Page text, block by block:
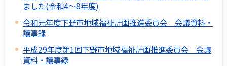
ました(令和4～8年度)
令和元年度下野市地域福祉計画推進委員会 会議資料・
議事録
平成29年度第1回下野市地域福祉計画推進委員会 会議
資料・議事録